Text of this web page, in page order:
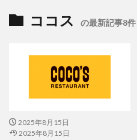
ココス の最新記事8件
2025年8月15日
2025年8月15日